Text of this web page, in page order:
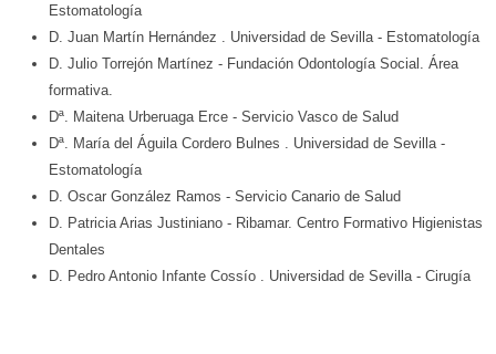
Estomatología
D. Juan Martín Hernández
. Universidad de Sevilla - Estomatología
D. Julio Torrejón Martínez - Fundación Odontología Social. Área
formativa.
Dª. Maitena Urberuaga Erce - Servicio Vasco de Salud
Dª. María del Águila Cordero Bulnes
. Universidad de Sevilla -
Estomatología
D. Oscar González Ramos - Servicio Canario de Salud
D. Patricia Arias Justiniano - Ribamar. Centro Formativo Higienistas
Dentales
D. Pedro Antonio Infante Cossío
. Universidad de Sevilla - Cirugía